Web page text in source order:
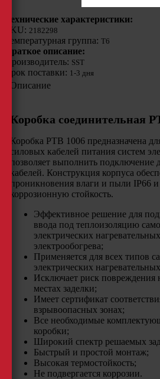
Технические характеристики:
SKU: 2182298
Температурная группа: Т6
Краткое описание:
Производитель: SST
Срок поставки: 1-3 дня
Описание
Коробка соединительная
Коробка РТВ 1006 предназначена
силовых кабелей питания систем
позволяет выполнить подключение
кабелей. Конструкция корпуса
проникновения влаги и пыли IP66
коррозионную стойкость.
Эффективное решение для
ввода под теплоизоляцию
электрических
электрообогрева;
Применяется для всех типов
электрических
Исключает риск повреждения
местах заделки;
Имеет сертификат
взрывоопасных зонах;
Все необходимые
коробки;
Широкий спектр решаемых
Быстрый и простой монтаж;
Высокая термостойкость;​
Не подвергается коррозии.